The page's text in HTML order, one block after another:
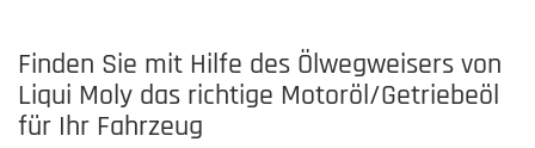
Finden Sie mit Hilfe des Ölwegweisers von
Liqui Moly das richtige Motoröl/Getriebeöl
für Ihr Fahrzeug